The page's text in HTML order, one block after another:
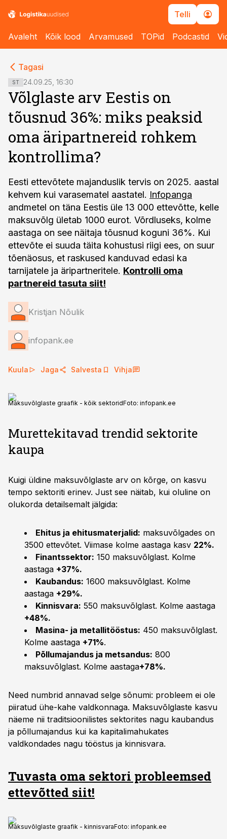
Telli
Avaleht Kõik lood Arvamused TOPid Podcastid
Tagasi
ST 24.09.25, 16:30
Võlglaste arv Eestis on
tõusnud 36%: miks peaksid
oma äripartnereid rohkem
kontrollima?
Eesti ettevõtete majanduslik tervis on 2025. aastal
kehvem kui varasematel aastatel. Infopanga
andmetel on täna Eestis üle 13 000 ettevõtte, kelle
maksuvõlg ületab 1000 eurot. Võrdluseks, kolme
aastaga on see näitaja tõusnud koguni 36%. Kui
ettevõte ei suuda täita kohustusi riigi ees, on suur
tõenäosus, et raskused kanduvad edasi ka
tarnijatele ja äripartneritele. Kontrolli oma
partnereid tasuta siit!
Kristjan Nõulik
infopank.ee
Kuula Jaga Salvesta Vihja
Maksuvõlglaste graafik - kõik sektoridFoto: infopank.ee
Murettekitavad trendid sektorite
kaupa
Kuigi üldine maksuvõlglaste arv on kõrge, on kasvu
tempo sektoriti erinev. Just see näitab, kui oluline on
olukorda detailsemalt jälgida:
Ehitus ja ehitusmaterjalid: maksuvõlgades on
3500 ettevõtet. Viimase kolme aastaga kasv 22%.
Finantssektor: 150 maksuvõlglast. Kolme
aastaga +37%.
Kaubandus: 1600 maksuvõlglast. Kolme
aastaga +29%.
Kinnisvara: 550 maksuvõlglast. Kolme aastaga
+48%.
Masina- ja metallitööstus: 450 maksuvõlglast.
Kolme aastaga +71%.
Põllumajandus ja metsandus: 800
maksuvõlglast. Kolme aastaga+78%.
Need numbrid annavad selge sõnumi: probleem ei ole
piiratud ühe-kahe valdkonnaga. Maksuvõlglaste kasvu
näeme nii traditsioonilistes sektorites nagu kaubandus
ja põllumajandus kui ka kapitalimahukates
valdkondades nagu tööstus ja kinnisvara.
Tuvasta oma sektori probleemsed
ettevõtted siit!
Maksuvõlglaste graafik - kinnisvaraFoto: infopank.ee